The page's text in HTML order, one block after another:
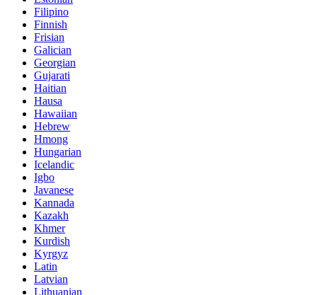
Filipino
Finnish
Frisian
Galician
Georgian
Gujarati
Haitian
Hausa
Hawaiian
Hebrew
Hmong
Hungarian
Icelandic
Igbo
Javanese
Kannada
Kazakh
Khmer
Kurdish
Kyrgyz
Latin
Latvian
Lithuanian